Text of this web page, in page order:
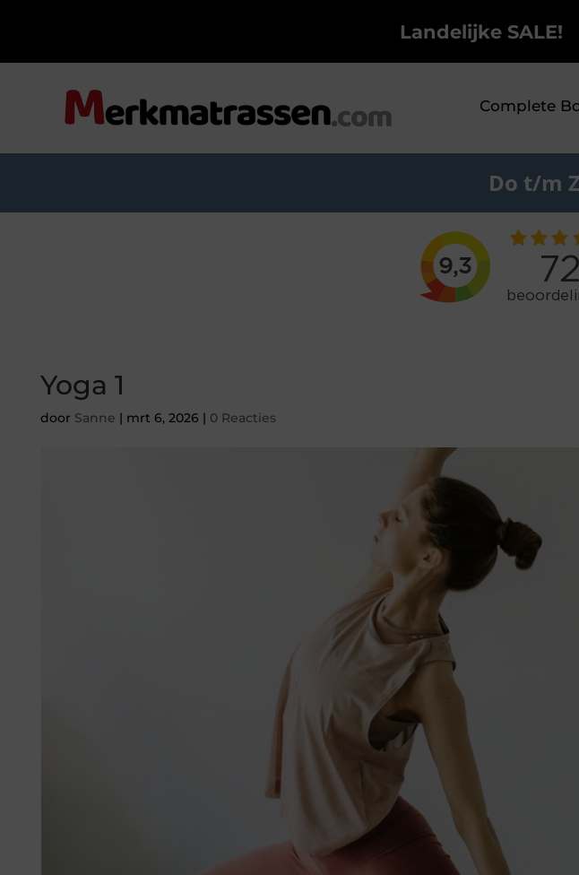
Landelijke SALE!
Complete
Do t/m
Yoga 1
door Sanne | mrt 6, 2026 | 0 Reacties